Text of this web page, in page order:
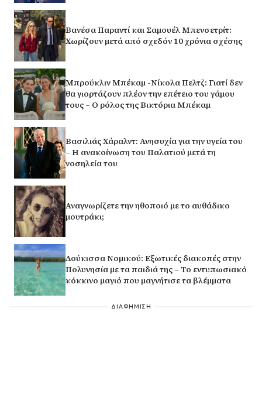
Βανέσα Παραντί και Σαμουέλ Μπενσετρίτ:
Χωρίζουν μετά από σχεδόν 10 χρόνια σχέσης
Μπρούκλιν Μπέκαμ -Νίκολα Πελτζ: Γιατί δεν
θα γιορτάζουν πλέον την επέτειο του γάμου
τους – Ο ρόλος της Βικτόρια Μπέκαμ
Βασιλιάς Χάραλντ: Ανησυχία για την υγεία του
– Η ανακοίνωση του Παλατιού μετά τη
νοσηλεία του
Αναγνωρίζετε την ηθοποιό με το αυθάδικο
μουτράκι;
Δούκισσα Νομικού: Εξωτικές διακοπές στην
Πολυνησία με τα παιδιά της – Το εντυπωσιακό
κόκκινο μαγιό που μαγνήτισε τα βλέμματα
ΔΙΑΦΗΜΙΣΗ